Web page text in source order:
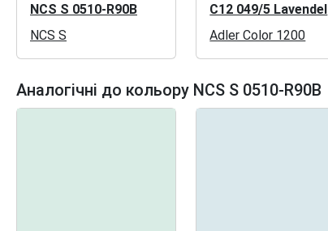
NCS S 0510-R90B
NCS S
C12 049/5 Lavendel
Adler Color 1200
Аналогічні до кольору NCS S 0510-R90B